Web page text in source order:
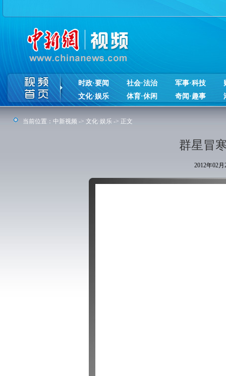
时政·要闻 社会·法治 军事·科技
文化·娱乐
体育·休闲 奇闻·趣事
当前位置： 中新视频 -> 文化·娱乐 -> 正文
群星冒
2012年02